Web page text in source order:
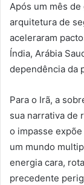
Após um mês
arquitetura de
aceleraram
Índia, Arábia
dependência da
Para o Irã, a
sua narrativa de
o impasse
um mundo
energia cara,
precedente